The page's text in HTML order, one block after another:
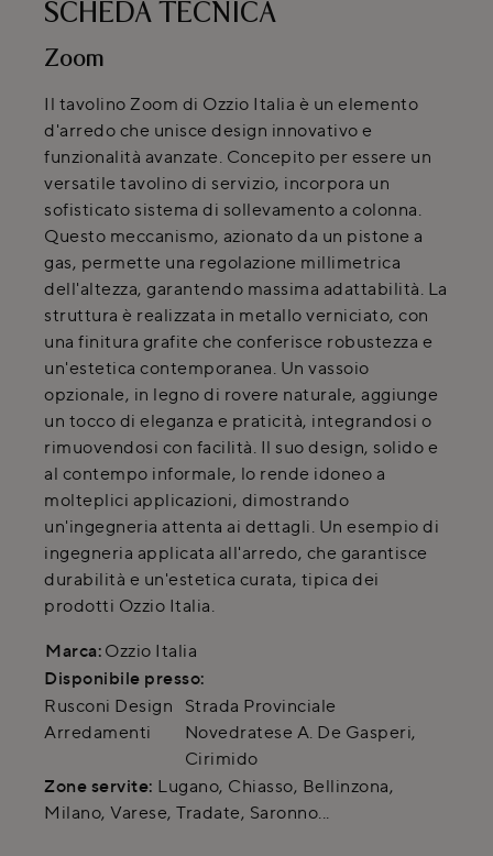
SCHEDA TECNICA
Zoom
Il tavolino Zoom di Ozzio Italia è un elemento
d'arredo che unisce design innovativo e
funzionalità avanzate. Concepito per essere un
versatile tavolino di servizio, incorpora un
sofisticato sistema di sollevamento a colonna.
Questo meccanismo, azionato da un pistone a
gas, permette una regolazione millimetrica
dell'altezza, garantendo massima adattabilità. La
struttura è realizzata in metallo verniciato, con
una finitura grafite che conferisce robustezza e
un'estetica contemporanea. Un vassoio
opzionale, in legno di rovere naturale, aggiunge
un tocco di eleganza e praticità, integrandosi o
rimuovendosi con facilità. Il suo design, solido e
al contempo informale, lo rende idoneo a
molteplici applicazioni, dimostrando
un'ingegneria attenta ai dettagli. Un esempio di
ingegneria applicata all'arredo, che garantisce
durabilità e un'estetica curata, tipica dei
prodotti Ozzio Italia.
Marca: Ozzio Italia
Disponibile presso:
Rusconi Design
Arredamenti
Strada Provinciale
Novedratese A. De Gasperi,
Cirimido
Zone servite: Lugano, Chiasso, Bellinzona,
Milano, Varese, Tradate, Saronno...